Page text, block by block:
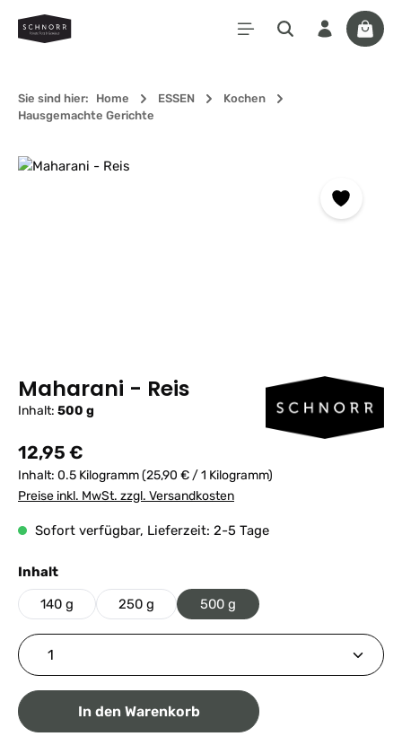
Zum Hauptinhalt springen
Sie sind hier: Home ESSEN
Kochen
Hausgemachte Gerichte
Bildergalerie überspringen
Maharani - Reis
Inhalt: 500 g
Regulärer Preis:
12,95 €
Inhalt: 0.5 Kilogramm(25,90 € / 1 Kilogramm)
Preise inkl. MwSt. zzgl. Versandkosten
Sofort verfügbar, Lieferzeit: 2-5 Tage
Inhaltauswählen
140 g 250 g 500 g
Produkt Anzahl: Gib den gewünschten Wert ein
In den Warenkorb